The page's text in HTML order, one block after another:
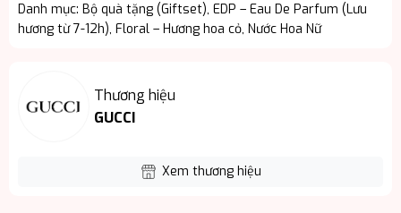
Danh mục: Bộ quà tặng (Giftset), EDP – Eau De Parfum (Lưu
hương từ 7-12h), Floral – Hương hoa cỏ, Nước Hoa Nữ
Thương hiệu
GUCCI
Xem thương hiệu